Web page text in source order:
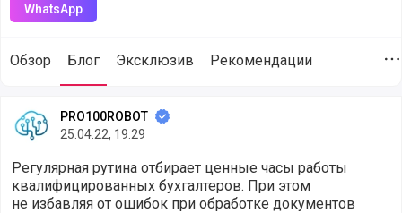
WhatsApp
Обзор Блог Эксклюзив Рекомендации
PRO100ROBOT
25.04.22, 19:29
Регулярная рутина отбирает ценные часы работы
квалифицированных бухгалтеров. При этом
не избавляя от ошибок при обработке документов